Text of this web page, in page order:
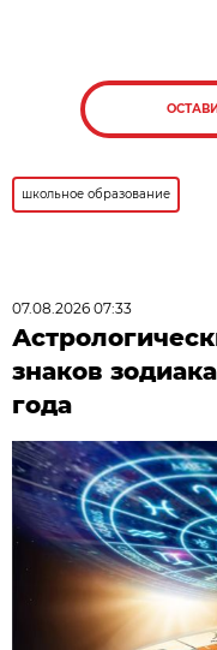
школьное образование
07.08.2026 07:33
знаков
года